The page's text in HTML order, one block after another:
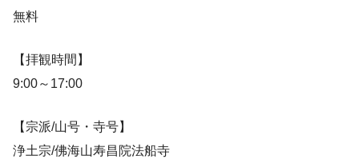
無料
【拝観時間】
9:00～17:00
【宗派/山号・寺号】
浄土宗/佛海山寿昌院法船寺